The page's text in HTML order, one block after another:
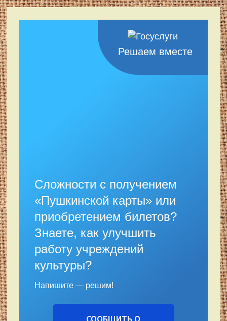
Решаем вместе
Сложности с получением
«Пушкинской карты» или
приобретением билетов?
Знаете, как улучшить
работу учреждений
культуры?
Напишите — решим!
СООБЩИТЬ О